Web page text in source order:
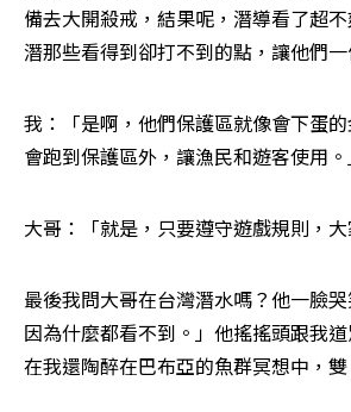
備去大開殺戒，結果呢，潛導看了超
潛那些看得到卻打不到的點，讓他們一
我：「是啊，他們保護區就像會下蛋
會跑到保護區外，讓漁民和遊客使用。
大哥：「就是，只要遵守遊戲規則，大
最後我問大哥在台灣潛水嗎？他一臉哭
因為什麼都看不到。」他搖搖頭跟我
在我還陶醉在巴布亞的魚群冥想中，